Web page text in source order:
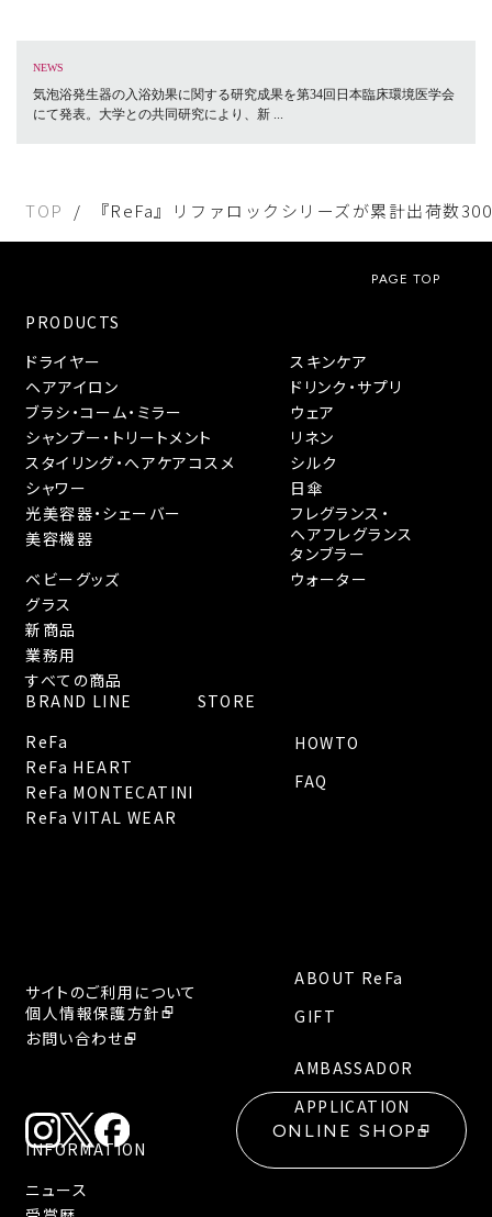
NEWS
気泡浴発生器の入浴効果に関する研究成果を第34回日本臨床環境医学会
にて発表。大学との共同研究により、新 ...
TOP 『ReFa』リファロックシリーズが累計出荷数
PAGE TOP
PRODUCTS
ドライヤー
ヘアアイロン
ブラシ・コーム・ミラー
シャンプー・トリートメント
スタイリング・へアケアコスメ
シャワー
光美容器・シェーバー
美容機器
スキンケア
ドリンク・サプリ
ウェア
リネン
シルク
日傘
フレグランス・
ヘアフレグランス
タンブラー
ベビーグッズ
ウォーター
グラス
新商品
業務用
すべての商品
HOWTO
FAQ
BRAND LINE
ReFa
ReFa HEART
ReFa MONTECATINI
ReFa VITAL WEAR
STORE
INFORMATION
ニュース
ABOUT ReFa
GIFT
AMBASSADOR
APPLICATION
サイトのご利用について
個人情報保護方針
お問い合わせ
ONLINE SHOP